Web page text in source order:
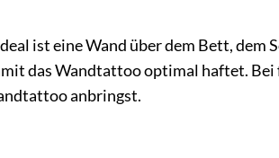
ist eine Wand über dem Bett, dem
das Wandtattoo optimal haftet.
anbringst.